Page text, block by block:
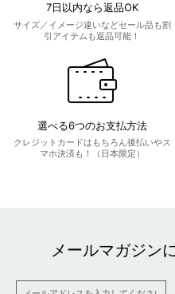
7日以内なら返品OK
サイズ／イメージ違いなどセール品も割
引アイテムも返品可能！
選べる6つのお支払方法
クレジットカードはもちろん後払いやス
マホ決済も！（日本限定）
メールマガジン